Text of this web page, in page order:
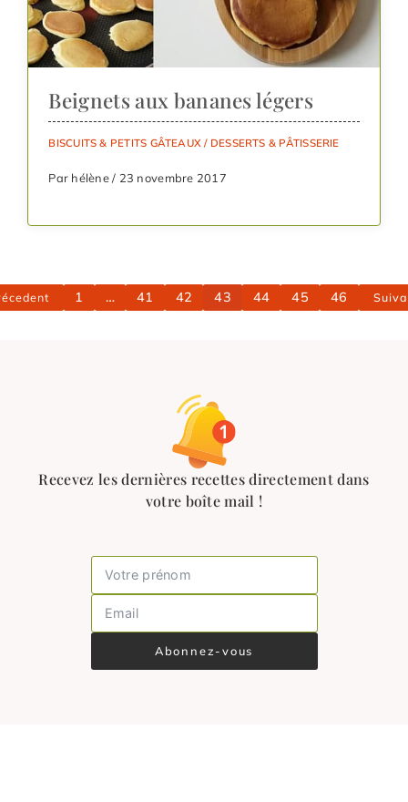
Beignets aux bananes légers
BISCUITS & PETITS GÂTEAUX / DESSERTS & PÂTISSERIE
Par hélène / 23 novembre 2017
1 … 41 42 43 44 45 46
Recevez les dernières recettes directement dans
votre boîte mail !
Abonnez-vous